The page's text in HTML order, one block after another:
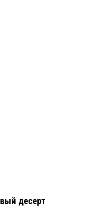
десерт